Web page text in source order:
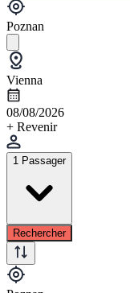
Poznan
Vienna
08/08/2026
+ Revenir
1 Passager
Rechercher